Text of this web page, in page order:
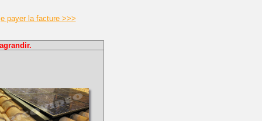
payer la facture >>>